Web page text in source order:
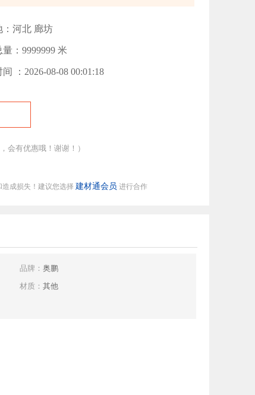
：河北 廊坊
：9999999 米
：2026-08-08 00:01:18
会有优惠哦！谢谢！）
成损失！建议您选择 建材通会员 进行合作
品牌： 奥鹏
材质： 其他